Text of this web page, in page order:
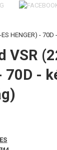
HENGER) -
VSR
70D -